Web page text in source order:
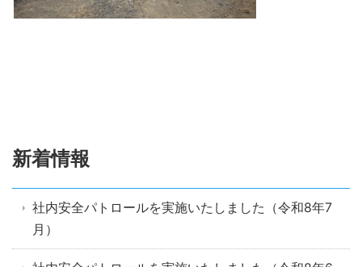
新着情報
社内安全パトロールを実施いたしました（令和8年7
月）